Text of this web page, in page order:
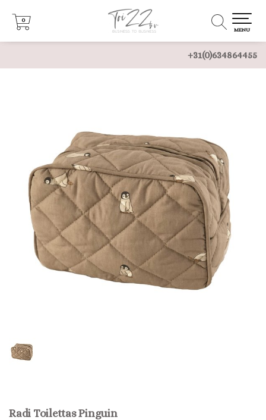
+31(0)634864455
0
0
MENU
Radi Toilettas Pinguin